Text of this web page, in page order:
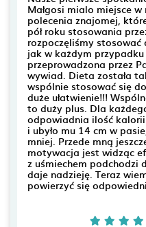
Małgosi mialo miejsce
polecenia znajomej,
pół roku stosowania
rozpoczęliśmy
jak w każdym przypadku
przeprowadzona przez
wywiad. Dieta została
wspólnie stosować się
duże ułatwienie!!!
to duży plus. Dla
odpowiadnia ilość kalorii
i ubyło mu 14 cm w
mniej. Przede mną
motywacja jest widząc
z uśmiechem podchodzi
daje nadzieję. Teraz
powierzyć się